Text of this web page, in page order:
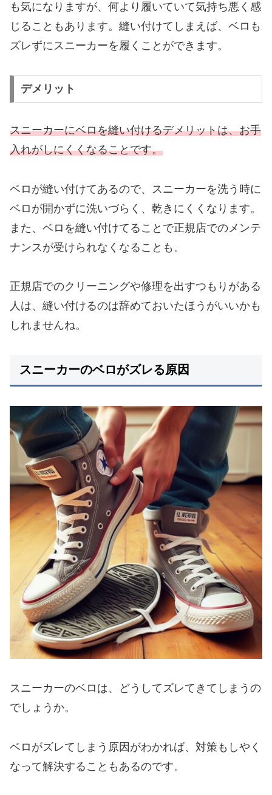
も気になりますが、何より履いていて気持ち悪く感
じることもあります。縫い付けてしまえば、ベロも
ズレずにスニーカーを履くことができます。
デメリット
スニーカーにベロを縫い付けるデメリットは、お手
入れがしにくくなることです。
ベロが縫い付けてあるので、スニーカーを洗う時に
ベロが開かずに洗いづらく、乾きにくくなります。
また、ベロを縫い付けてることで正規店でのメンテ
ナンスが受けられなくなることも。
正規店でのクリーニングや修理を出すつもりがある
人は、縫い付けるのは辞めておいたほうがいいかも
しれませんね。
スニーカーのベロがズレる原因
スニーカーのベロは、どうしてズレてきてしまうの
でしょうか。
ベロがズレてしまう原因がわかれば、対策もしやく
なって解決することもあるのです。